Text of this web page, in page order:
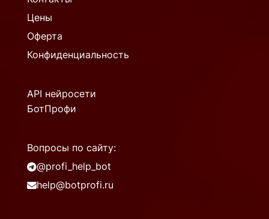
Цены
Оферта
Конфиденциальность
API нейросети
БотПрофи
Вопросы по сайту:
@profi_help_bot
help@botprofi.ru